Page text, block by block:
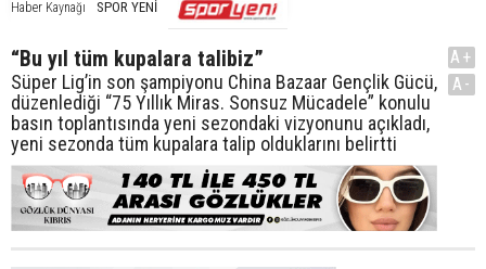
Haber Kaynağı SPOR YENİ
“Bu yıl tüm kupalara talibiz”
Süper Lig’in son şampiyonu China Bazaar Gençlik Gücü,
düzenlediği “75 Yıllık Miras. Sonsuz Mücadele” konulu
basın toplantısında yeni sezondaki vizyonunu açıkladı,
yeni sezonda tüm kupalara talip olduklarını belirtti
A+
A-